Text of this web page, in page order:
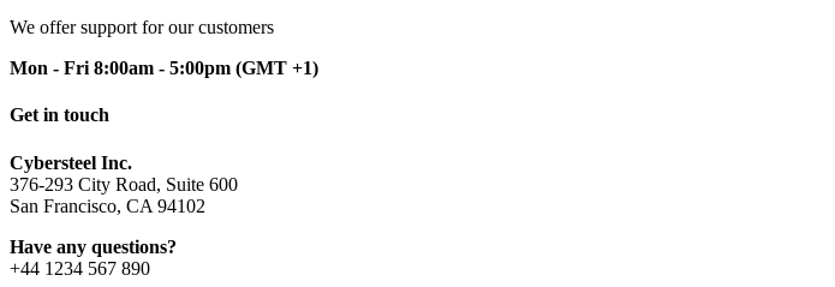
We offer support for our customers
Mon - Fri 8:00am - 5:00pm (GMT +1)
Get in touch
Cybersteel Inc.
376-293 City Road, Suite 600
San Francisco, CA 94102
Have any questions?
+44 1234 567 890